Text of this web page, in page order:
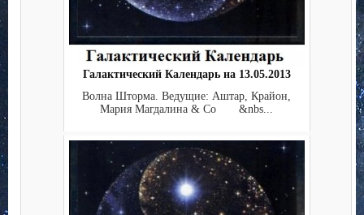
Галактический Календарь на 13.05.2013
Волна Шторма. Ведущие: Аштар, Крайон,
Мария Магдалина & Co &nbs...